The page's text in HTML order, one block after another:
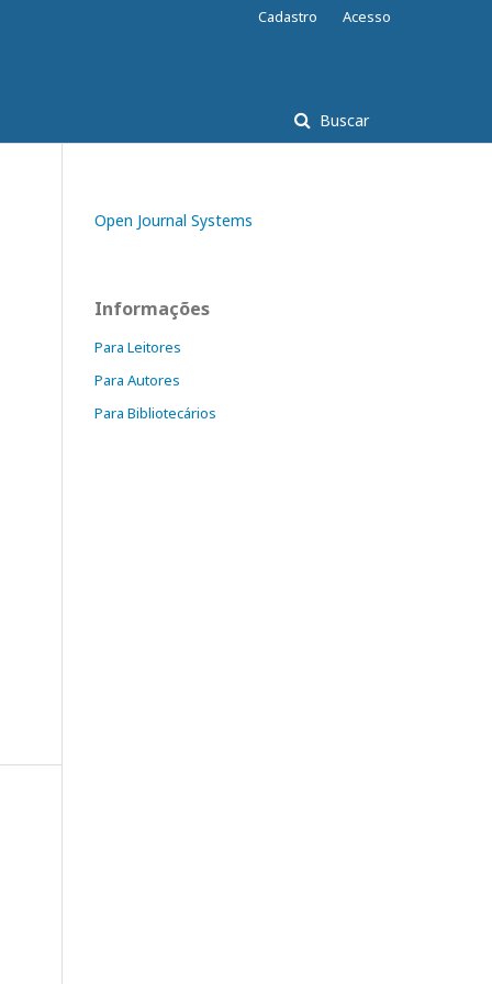
Buscar
Cadastro Acesso
Open Journal Systems
Informações
Para Leitores
Para Autores
Para Bibliotecários